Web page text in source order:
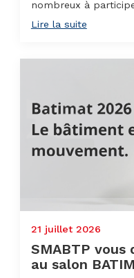
nombreux à
Lire la suite
21 juillet 2026
SMABTP vous
au salon